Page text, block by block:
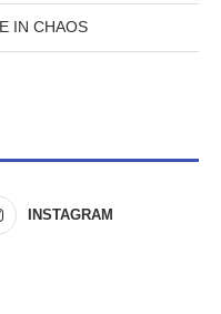
IN CHAOS
INSTAGRAM